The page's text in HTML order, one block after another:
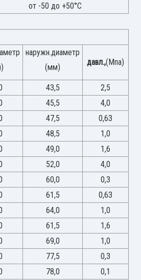
от -50 до +50°С
наружн.диаметр
(мм)
давл.,(Мпа)
43,5
2,5
45,5
4,0
47,5
0,63
48,5
1,0
49,0
1,6
52,0
4,0
60,0
0,3
61,5
0,63
64,0
1,0
61,5
1,6
69,0
1,0
77,5
0,3
78,0
0,1